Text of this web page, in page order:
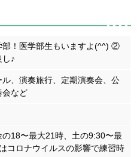
！医学部生もいますよ(^^) ②
し♪
ル、演奏旅行、定期演奏会、公
会など
の18〜最大21時、土の9:30〜最
コロナウイルスの影響で練習時